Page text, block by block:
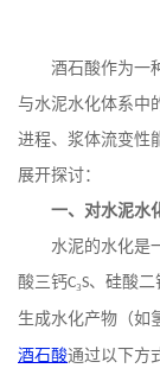
酒石酸作为一
与水泥水化体系中
进程、浆体流变性
展开探讨：
一、对水泥水
水泥的水化是
酸三钙C₃S、硅酸二
生成水化产物（如
酒石酸通过以下方